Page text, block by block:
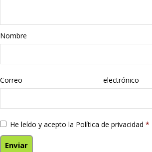
libros
Correo
He leído y acepto la Política de privacidad *